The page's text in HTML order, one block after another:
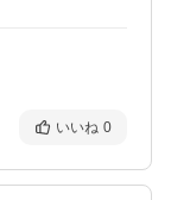
いいね 0